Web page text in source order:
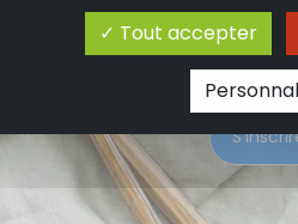
Tout accepter